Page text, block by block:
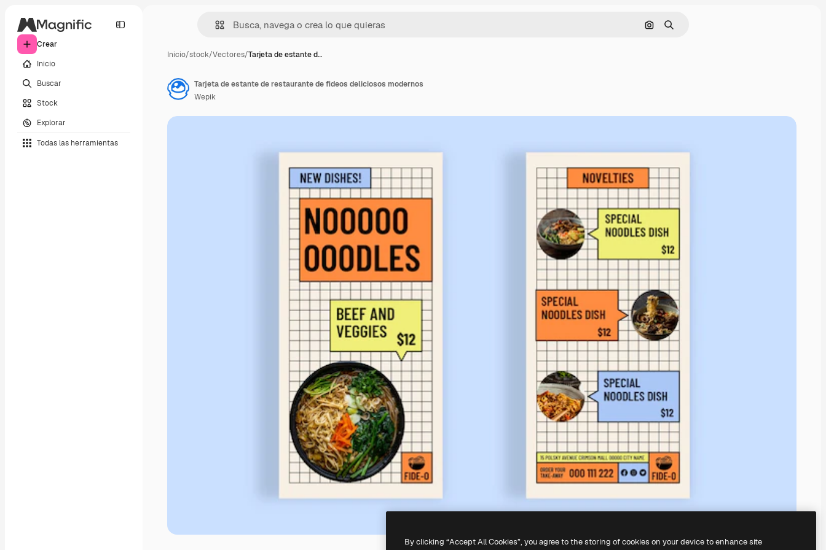
Crear
Inicio
Buscar
Stock
Explorar
Todas las herramientas
Buscar por imagen
Buscar
Inicio/stock/Vectores/Tarjeta de estante d…
Tarjeta de estante de restaurante de fideos deliciosos modernos
Wepik
By clicking “Accept All Cookies”, you agree to the storing of cookies on your device to enhance site